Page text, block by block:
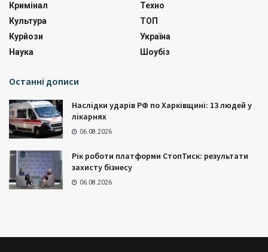
Кримінал
Культура
Курйози
Наука
Техно
ТОП
Україна
Шоубіз
Останні дописи
Наслідки ударів РФ по Харківщині: 13 людей у
лікарнях
06.08.2026
Рік роботи платформи СтопТиск: результати
захисту бізнесу
06.08.2026